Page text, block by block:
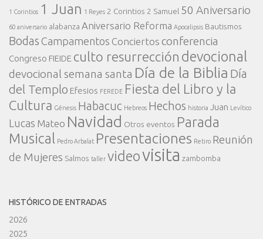
1 Corintios 1 Juan 1 Reyes 2 Corintios 2 Samuel 50 Aniversario
60 aniversario alabanza Aniversario Reforma Apocalipsis Bautismos
Bodas Campamentos Conciertos conferencia
Congreso FIEIDE culto resurrección devocional
devocional semana santa Día de la Biblia Día
del Templo Efesios FEREDE Fiesta del Libro y la
Cultura Génesis Habacuc Hebreos Hechos historia Juan Levítico
Lucas Mateo Navidad Otros eventos Parada
Musical
Pedro Arbalat Presentaciones Retiro Reunión
de Mujeres Salmos taller videovisita zambomba
HISTÓRICO DE ENTRADAS
2026
2025